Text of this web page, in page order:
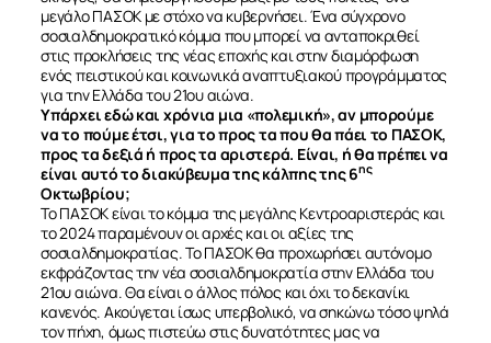
μεγάλο ΠΑΣΟΚ με στόχο να κυβερνήσει. Ένα σύγχρονο
σοσιαλδημοκρατικό κόμμα που μπορεί να ανταποκριθεί
στις προκλήσεις της νέας εποχής και στην διαμόρφωση
ενός πειστικού και κοινωνικά αναπτυξιακού προγράμματος
για την Ελλάδα του 21ου αιώνα.
Υπάρχει εδώ και χρόνια μια «πολεμική», αν μπορούμε
να το πούμε έτσι, για το προς τα που θα πάει το ΠΑΣΟΚ,
προς τα δεξιά ή προς τα αριστερά. Είναι, ή θα πρέπει να
είναι αυτό το διακύβευμα της κάλπης της 6ης
Οκτωβρίου;
Το ΠΑΣΟΚ είναι το κόμμα της μεγάλης Κεντροαριστεράς και
το 2024 παραμένουν οι αρχές και οι αξίες της
σοσιαλδημοκρατίας. Το ΠΑΣΟΚ θα προχωρήσει αυτόνομο
εκφράζοντας την νέα σοσιαλδημοκρατία στην Ελλάδα του
21ου αιώνα. Θα είναι ο άλλος πόλος και όχι το δεκανίκι
κανενός. Ακούγεται ίσως υπερβολικό, να σηκώνω τόσο ψηλά
τον πήχη, όμως πιστεύω στις δυνατότητες μας να